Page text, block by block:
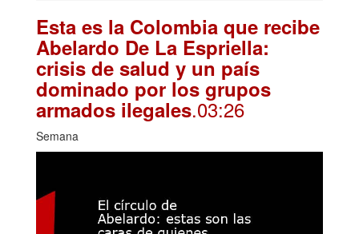
Esta es la Colombia que recibe
Abelardo De La Espriella:
crisis de salud y un país
dominado por los grupos
armados ilegales.03:26
Semana